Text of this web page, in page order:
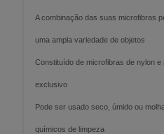
A combinação das suas microfibras
uma ampla variedade de objetos
Constituído de microfibras de nylon
exclusivo
Pode ser usado seco, úmido ou
químicos de limpeza